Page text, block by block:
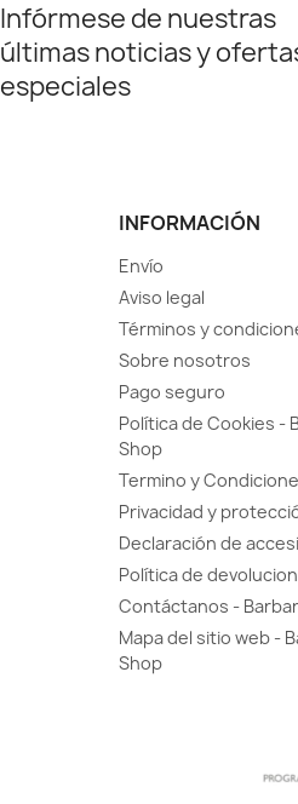
Infórmese de nuestras
últimas noticias y
especiales
INFORMACIÓN
Envío
Aviso legal
Términos y
Sobre nosotros
Pago seguro
Política de Cookies -
Shop
Termino y
Privacidad y
Declaración de
Política de
Contáctanos -
Mapa del sitio web -
Shop